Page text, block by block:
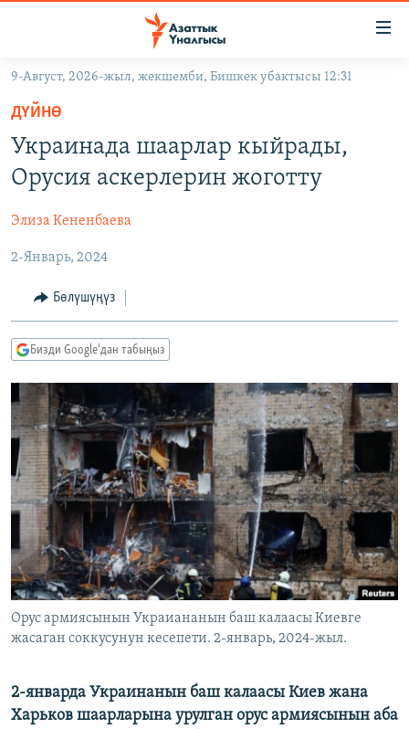
Навигацияга
өтүңүз
Издөөгө
салыңыз
ЖАҢЫЛЫКТАР
КЫРГЫЗСТАН
ЭКОНОМИКА
МАДАНИЯТ
ДҮЙНӨ
БОРБОР АЗИЯ
УКРАИНА
АТАЙЫН ИЛИКТӨӨ
ТВ ПРОГРАММАЛАР
БҮГҮН АЗАТТЫКТА
БИЗ ЖАНА ДҮЙНӨ
ДАНИСТЕ
ЭЖЕ-СИҢДИЛЕР
АЗАТТЫК+
ЫҢГАЙСЫЗ СУРООЛОР
ПОДКАСТ
ӨЗГӨЧӨ ПИКИР
ОНЛАЙН ШЕРИНЕ
ЭЕ/АРнун бардык сайттары
9-Август, 2026-жыл, жекшемби, Бишкек убактысы 12:31
ДҮЙНӨ
Украинада шаарлар кыйрады,
Орусия аскерлерин жоготту
Элиза Кененбаева
2-Январь, 2024
Бөлүшүңүз
Бизди Google'дан табыңыз
Орус армиясынын Украиананын баш калаасы Киевге
жасаган соккусунун кесепети. 2-январь, 2024-жыл.
2-январда Украинанын баш калаасы Киев жана
Харьков шаарларына урулган орус армиясынын аба